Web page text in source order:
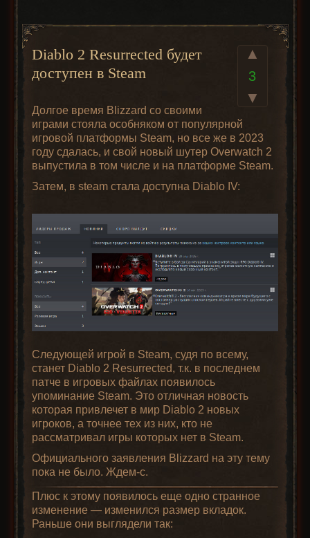
▲
3
▼
Diablo 2 Resurrected будет
доступен в Steam
Долгое время Blizzard со своими
играми стояла особняком от популярной
игровой платформы Steam, но все же в 2023
году сдалась, и свой новый шутер Overwatch 2
выпустила в том числе и на платформе Steam.
Затем, в steam стала доступна Diablo IV:
Следующей игрой в Steam, судя по всему,
станет Diablo 2 Resurrected, т.к. в последнем
патче в игровых файлах появилось
упоминание Steam. Это отличная новость
которая привлечет в мир Diablo 2 новых
игроков, а точнее тех из них, кто не
рассматривал игры которых нет в Steam.
Официального заявления Blizzard на эту тему
пока не было. Ждем-с.
Плюс к этому появилось еще одно странное
изменение — изменился размер вкладок.
Раньше они выглядели так: